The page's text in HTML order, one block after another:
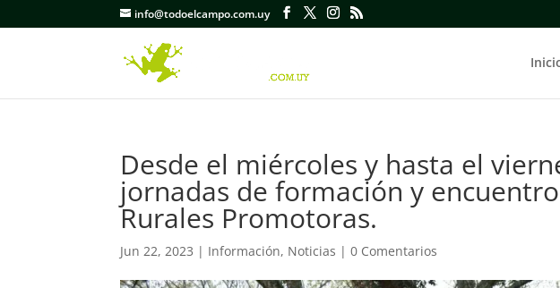
info@todoelcampo.com.uy
Desde el miércoles y hasta el
jornadas de formación y
Rurales Promotoras.
Jun 22, 2023 | Información, Noticias |0 Comentarios